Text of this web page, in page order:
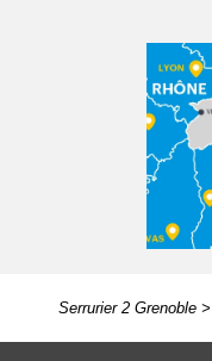
Serrurier 2 Grenoble>